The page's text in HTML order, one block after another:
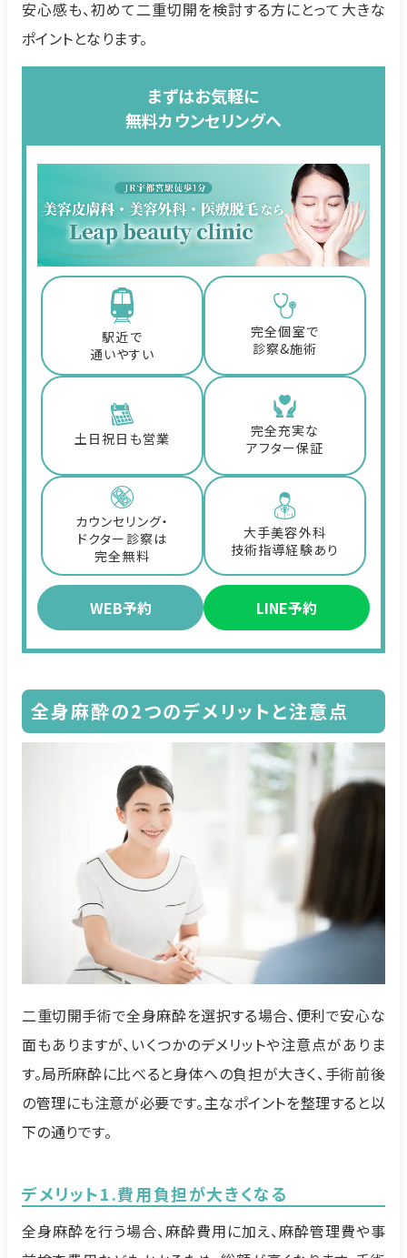
安心感も、初めて二重切開を検討する方にとって大きな
ポイントとなります。
まずはお気軽に
無料カウンセリングへ
駅近で
通いやすい
完全個室で
診察&施術
土日祝日も営業
完全充実な
アフター保証
カウンセリング・
ドクター診察は
完全無料
大手美容外科
技術指導経験あり
WEB予約 LINE予約
全身麻酔の2つのデメリットと注意点
二重切開手術で全身麻酔を選択する場合、便利で安心な
面もありますが、いくつかのデメリットや注意点がありま
す。局所麻酔に比べると身体への負担が大きく、手術前後
の管理にも注意が必要です。主なポイントを整理すると以
下の通りです。
デメリット1.費用負担が大きくなる
全身麻酔を行う場合、麻酔費用に加え、麻酔管理費や事